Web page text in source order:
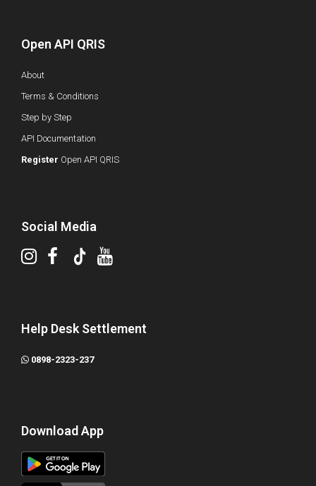
Open API QRIS
About
Terms & Conditions
Step by Step
API Documentation
Register Open API QRIS
Social Media
Help Desk Settlement
0898-2323-237
Download App